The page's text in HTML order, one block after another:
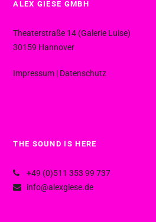
ALEX GIESE GMBH
Theaterstraße 14 (Galerie Luise)
30159 Hannover
Impressum | Datenschutz
THE SOUND IS HERE
+49 (0)511 353 99 737
info@alexgiese.de